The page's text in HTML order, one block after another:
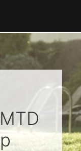
MTD